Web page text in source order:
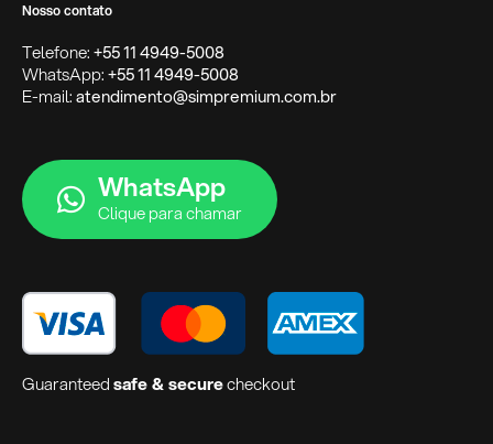
Nosso contato
Telefone:+55 11 4949-5008
WhatsApp:+55 11 4949-5008
E-mail:atendimento@simpremium.com.br
WhatsApp
Clique para chamar
Guaranteedsafe & securecheckout